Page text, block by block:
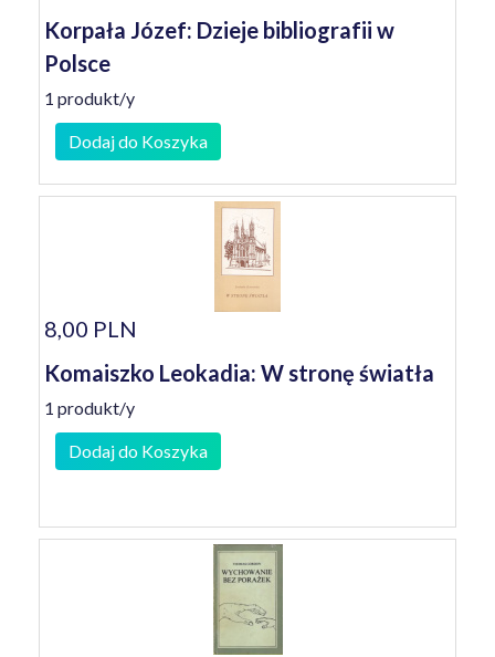
Korpała Józef: Dzieje bibliografii w
Polsce
1 produkt/y
Dodaj do Koszyka
8,00 PLN
Komaiszko Leokadia: W stronę światła
1 produkt/y
Dodaj do Koszyka